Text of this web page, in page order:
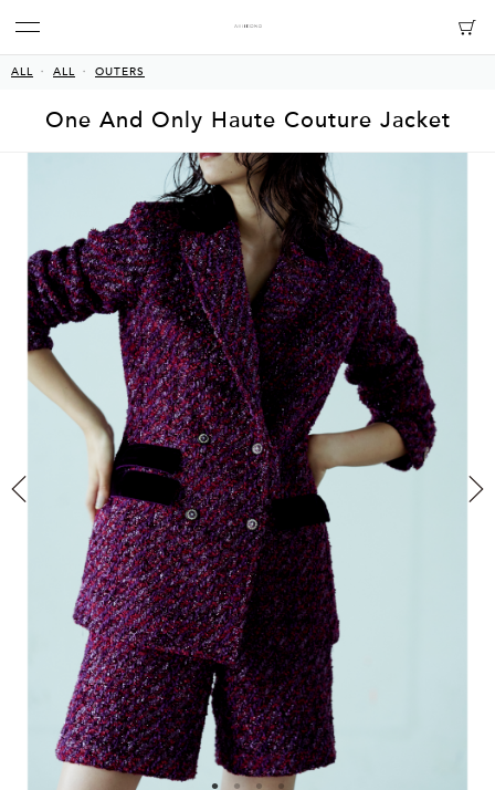
ALL ALL OUTERS
One And Only Haute Couture Jacket